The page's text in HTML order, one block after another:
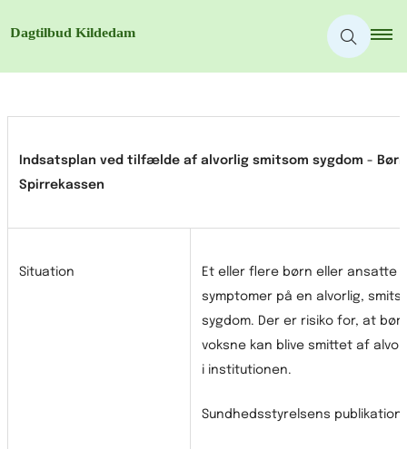
Indsatsplan ved tilfælde af alvorlig smitsom sygdom -
Spirrekassen
Situation
Et eller flere børn eller ansatte
symptomer på en alvorlig,
sygdom. Der er risiko for, at
voksne kan blive smittet af
i institutionen.
Sundhedsstyrelsens publikation: